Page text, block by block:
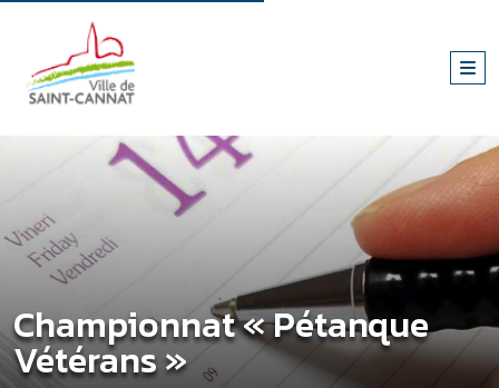
Championnat « Pétanque
Vétérans »